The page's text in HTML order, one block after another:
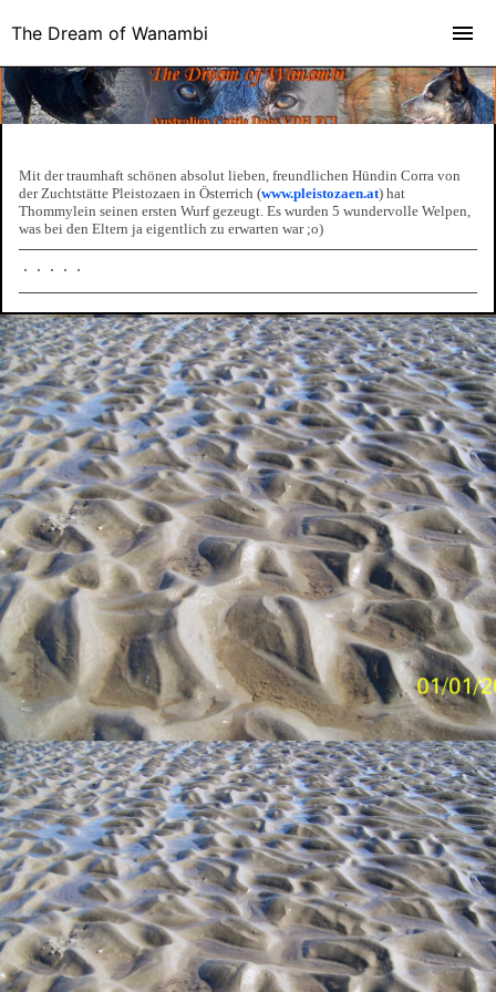
Mit der traumhaft schönen absolut lieben, freundlichen Hündin Corra von
der Zuchtstätte Pleistozaen in Österrich (www.pleistozaen.at) hat
Thommylein seinen ersten Wurf gezeugt. Es wurden 5 wundervolle Welpen,
was bei den Eltern ja eigentlich zu erwarten war ;o)
The Dream of Wanambi